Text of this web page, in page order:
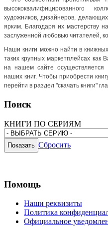
высококвалифицированного
художников, дизайнеров,
ярким. Благодаря их мастерству
заслуженной любовью читателей,
Наши книги можно найти в
таких крупных маркетплейсах
на нашем сайте осуществляется
наших книг. Чтобы приобрести
перейти в раздел "скачать книги"
Поиск
КНИГИ ПО СЕРИЯМ
Сбросить
Помощь
Наши реквизиты
Политика
Официальное